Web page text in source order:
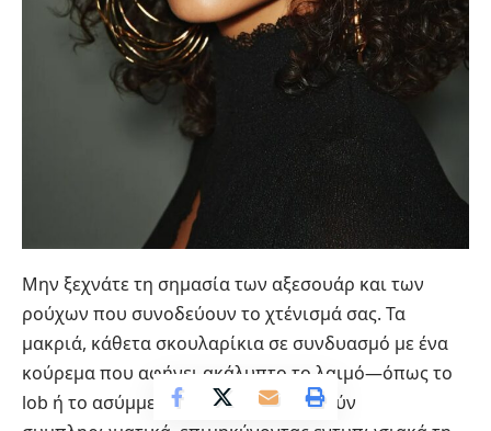
Μην ξεχνάτε τη σημασία των αξεσουάρ και των
ρούχων που συνοδεύουν το χτένισμά σας. Τα
μακριά, κάθετα σκουλαρίκια σε συνδυασμό με ένα
κούρεμα που αφήνει ακάλυπτο το λαιμό—όπως το
lob ή το ασύμμετρο καρέ—λειτουργούν